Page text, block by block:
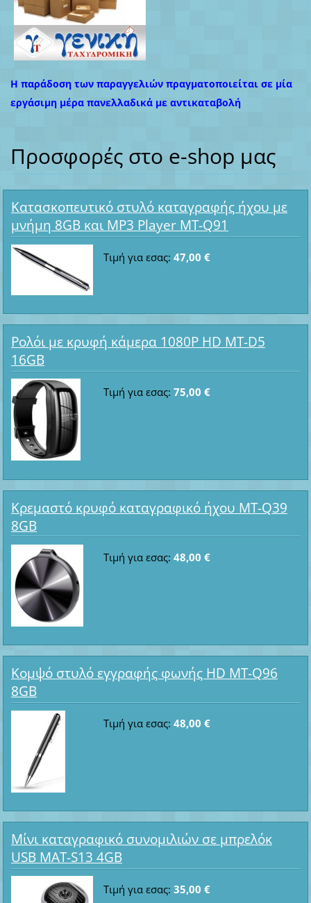
Η παράδοση των παραγγελιών πραγματοποιείται σε μία
εργάσιμη μέρα πανελλαδικά με αντικαταβολή
Προσφορές στο e-shop μας
Κατασκοπευτικό στυλό καταγραφής ήχου με
μνήμη 8GB και MP3 Player MT-Q91
Τιμή για εσας: 47,00 €
Ρολόι με κρυφή κάμερα 1080P HD MT-D5
16GB
Τιμή για εσας: 75,00 €
Κρεμαστό κρυφό καταγραφικό ήχου MT-Q39
8GB
Τιμή για εσας: 48,00 €
Κομψό στυλό εγγραφής φωνής HD MT-Q96
8GB
Τιμή για εσας: 48,00 €
Μίνι καταγραφικό συνομιλιών σε μπρελόκ
USB MAT-S13 4GB
Τιμή για εσας: 35,00 €